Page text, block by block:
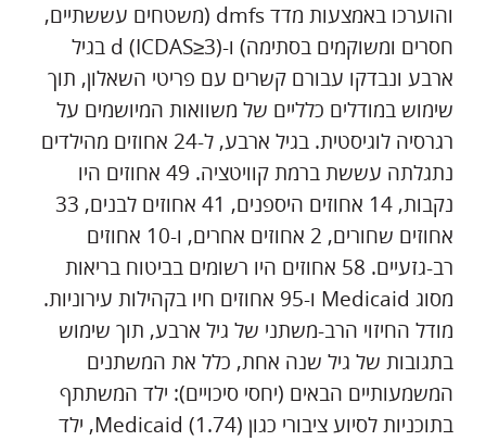
והוערכו באמצעות מדד dmfs (משטחים עששתיים,
חסרים ומשוקמים בסתימה) ו-d (ICDAS≥3) בגיל
ארבע ונבדקו עבורם קשרים עם פריטי השאלון, תוך
שימוש במודלים כלליים של משוואות המיושמים על
רגרסיה לוגיסטית. בגיל ארבע, ל-24 אחוזים מהילדים
נתגלתה עששת ברמת קוויטציה. 49 אחוזים היו
נקבות, 14 אחוזים היספנים, 41 אחוזים לבנים, 33
אחוזים שחורים, 2 אחוזים אחרים, ו-10 אחוזים
רב-גזעיים. 58 אחוזים היו רשומים בביטוח בריאות
מסוג Medicaid ו-95 אחוזים חיו בקהילות עירוניות.
מודל החיזוי הרב-משתני של גיל ארבע, תוך שימוש
בתגובות של גיל שנה אחת, כלל את המשתנים
המשמעותיים הבאים (יחסי סיכויים): ילד המשתתף
בתוכניות לסיוע ציבורי כגון Medicaid (1.74), ילד